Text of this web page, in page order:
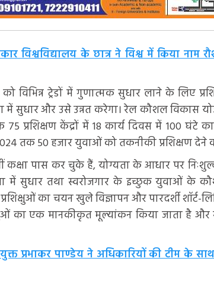
विश्वविद्यालय के छात्र ने विश्व में किया नाम
विभिन्न ट्रेडों में गुणात्मक सुधार लाने के लिए
सुधार और उसे उन्नत करेगा। रेल कौशल विकास
प्रशिक्षण केंद्रों में 18 कार्य दिवस में 100 घंटे
तक 50 हजार युवाओं को तकनीकी प्रशिक्षण देने
कक्षा पास कर चुके हैं, योग्यता के आधार पर
में सुधार तथा स्वरोजगार के इच्छुक युवाओं के
का चयन खुले विज्ञापन और पारदर्शी शॉर्ट-
का एक मानकीकृत मूल्यांकन किया जाता है और
प्रभाकर पाण्डेय ने अधिकारियों की टीम के